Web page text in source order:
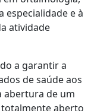
especialidade e à
atividade
a garantir a
de saúde aos
abertura de um
aberto